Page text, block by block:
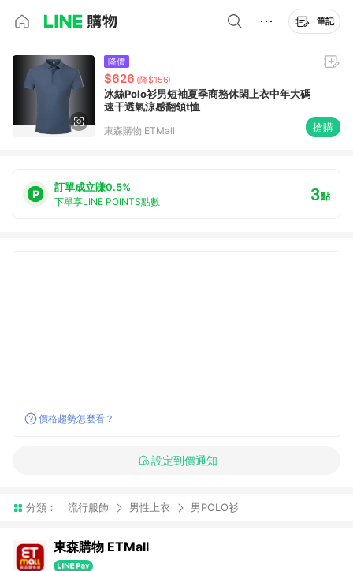
筆記
降價
$626 (降$156)
冰絲Polo衫男短袖夏季商務休閑上衣中年大碼
速干透氣涼感翻領t恤
東森購物 ETMall 搶購
訂單成立賺0.5%
下單享LINE POINTS點數 3點
價格趨勢怎麼看？
設定到價通知
分類： 流行服飾 男性上衣 男POLO衫
東森購物 ETMall